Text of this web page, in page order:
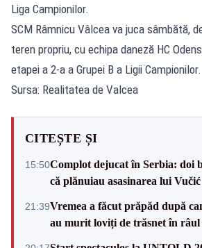
Liga Campionilor.
SCM Râmnicu Vâlcea va juca sâmbătă,
teren propriu, cu echipa daneză HC
etapei a 2-a a Grupei B a Ligii Campionilor.
Sursa: Realitatea de Valcea
CITEȘTE ȘI
15:50Complot dejucat în Serbia: doi
că plănuiau asasinarea lui Vučić
21:39Vremea a făcut prăpăd după
au murit loviți de trăsnet în